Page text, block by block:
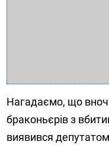
Нагадаємо, що
браконьєрів з
виявився